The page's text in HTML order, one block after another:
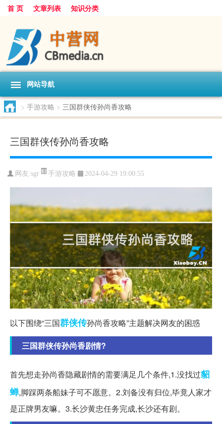
首 页 文章列表 知识分类
网站导航
> 手游攻略 > 三国群侠传孙尚香攻略
三国群侠传孙尚香攻略
网友:sgr 手游攻略 2024-04-29 19:00:55
以下围绕“三国群侠传孙尚香攻略”主题解决网友的困惑
三国群侠传孙尚香剧情?
首先想走孙尚香隐藏剧情的需要满足几个条件,1.没找过貂
蝉,脚踩两条船妹子可不愿意。2.刘备没有归位,毕竟人家才
是正牌男友嘛。3.长沙黄忠任务完成,长沙还有剧。